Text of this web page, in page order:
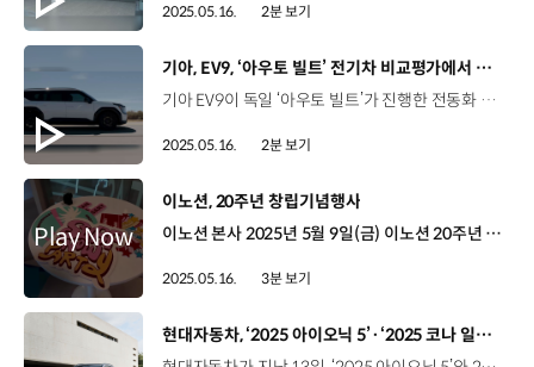
2025.05.16. 2분 보기
[동영상]
기아, EV9, ‘아우토 빌트’ 전기차 비교평가에서 우수성 입증
기아 EV9이 독일 ‘아우토 빌트’가 진행한 전동화 대형 SUV 비교 평가에서 경쟁차를 제치고 우수한 평가를 받았습니다. 독일 유력 자동차 전문 매체인 ‘아우토 빌트’는 유럽 소비자들의 차량 구매 시 중요한 기준으로 활용되는데요. 기아 EV9은 볼보 EX90와의 맞대결에서 총점 589점을 기록하며 571점을 받은 EX90를 앞질렀습니다. 이번 비교 평가는 바디, 편의성, 파워트레인, 주행성능, 커넥티비티, 친환경성, 경제성 등 7개 항목에 대해 이뤄졌는데요. EV9은 바디 항목에서 긴 휠베이스를 활용한 넓은 실내 공간과 최대 2,393L에 달하는 적재 공간 등으로 높은 점수를 받았습니다. 파워트레인 항목에서는 정지 상태에서 시속 100km까지 5.2초, 시속 80km에서 시속 120km까지의 추월 가속에서 3.5초를 기록하며 EX90를 제쳤는데요. 출력 차이에도 불구하고 가벼운 차량 중량과 고효율 전동화 시스템 덕분에 뛰어난 가속 성능을 발휘했습니다. 이처럼 EV9은 뛰어난 성능에도 EX90보다 약 2만 유로 낮은 가격으로 경제성 항목에서 압도하며 실질 구매 가치를 입증했습니다. EV9은 2023년 출시 이후 ‘2024 월드카 어워즈’에서 ‘올해의 자동차’ 및 ‘올해의 전기차’를 수상하고, ‘2024 북미 올해의 차’에 선정되는 등 세계 유수의 자동차 상을 휩쓸며 전용 플랫폼인 E-GMP 기반의 기술 완성도와 상품성으로 글로벌 시장서 호평을 이어가고 있습니다.
2025.05.16. 2분 보기
[동영상]
이노션, 20주년 창립기념행사
이노션 본사 2025년 5월 9일(금) 이노션 20주년 창립기념행사 ‘Surf, Now!’ ‘Surf, Now!’ ‘2030을 향한 새 도약의 흐름을 함께 타자’는 의미 전세계 임직원들을 위한 온·오프라인 동시 진행 2005년 창립 이후 글로벌 마케팅 에이전시로 성장한 이노션 이노션의 미래 비전 공유 행동 강령 선포 이용우 사장 / 이노션 이제 우리는 지난 20년의 성과를 바탕으로 더 크고 새로운 미래를 설계하고자 합니다. 이노션의 새로운 키워드, ‘비욘드 (Beyond)’ 이노션이 추구하는 창의성, 확장성, 미래 지향적 가치를 담은 키워드 이용우 사장 / 이노션 비욘드는 단순히 넘어선다는 뜻을 넘어 우리가 추구하는 창의성, 확장성 그리고 미래 지향적 가치를 모두 담고 있습니다. 이 힘을 바탕으로 미래의 이노션은 모든 한계를 뛰어넘으며 광고회사의 경계를 넘어 최고의 고객 경험 솔루션을 제공하는 회사로 우뚝 설 것입니다. 정성이 고문 / 이노션20년 전 50여 명으로 출발하였던 이노션이 이제는 4천여 명의 글로벌 가족으로 성장했습니다. 변화와 혁신을 두려워하지 않는 자세로 새로운 길을 함께 열어가기를 기대합니다. “20년을 넘어, 200년을 향해” 현대자동차그룹 정의선 회장의 특별 축하 영상 미래를 리드해 나갈 ‘이노시안’을 위한 따뜻한 축하와 격려 이노션 임직원 팀 대항 농구 토너먼트 경기, 디제잉 공연 등 다채로운 임직원 참여 프로그램 진행 함께 걸어온 길을 돌아보고 미래를 약속한 이노시안의 시간 혁신의 바다, ‘이노션’ “기업의 이름을 뛰어넘어 일반 명사가 되는 그날까지”
2025.05.16. 3분 보기
[동영상]
현대자동차, ‘2025 아이오닉 5’·‘2025 코나 일렉트릭’ 출시